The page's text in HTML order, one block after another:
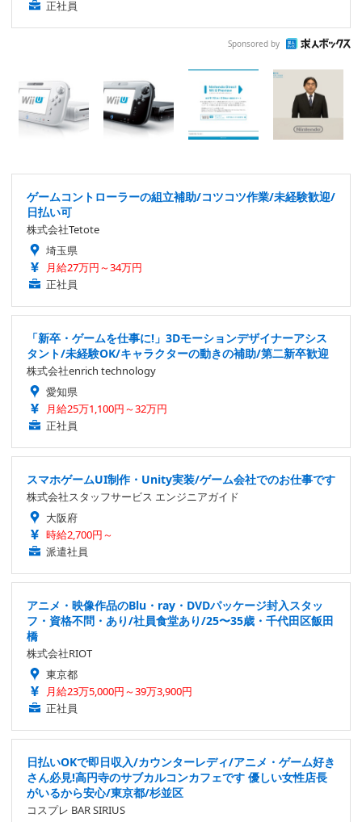
正社員
Sponsored by
ゲームコントローラーの組立補助/コツコツ作業/未経験歓迎/
日払い可
株式会社Tetote
埼玉県
月給27万円～34万円
正社員
「新卒・ゲームを仕事に!」3Dモーションデザイナーアシス
タント/未経験OK/キャラクターの動きの補助/第二新卒歓迎
株式会社enrich technology
愛知県
月給25万1,100円～32万円
正社員
スマホゲームUI制作・Unity実装/ゲーム会社でのお仕事です
株式会社スタッフサービス エンジニアガイド
大阪府
時給2,700円～
派遣社員
アニメ・映像作品のBlu・ray・DVDパッケージ封入スタッ
フ・資格不問・あり/社員食堂あり/25〜35歳・千代田区飯田
橋
株式会社RIOT
東京都
月給23万5,000円～39万3,900円
正社員
日払いOKで即日収入/カウンターレディ/アニメ・ゲーム好き
さん必見!高円寺のサブカルコンカフェです 優しい女性店長
がいるから安心/東京都/杉並区
コスプレ BAR SIRIUS